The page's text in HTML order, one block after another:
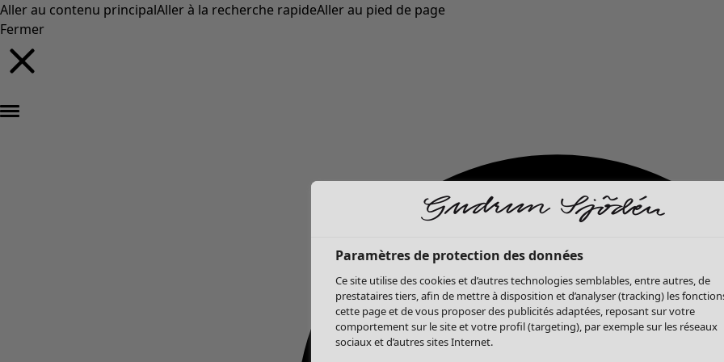
Aller au contenu principalAller à la recherche rapideAller au pied de page
Fermer
Paramètres de protection des données
Ce site utilise des cookies et d’autres technologies semblables, entre autres, de
prestataires tiers, afin de mettre à disposition et d’analyser (tracking) les
cette page et de vous proposer des publicités adaptées, reposant sur votre
comportement sur le site et votre profil (targeting), par exemple sur les réseaux
sociaux et d’autres sites Internet.